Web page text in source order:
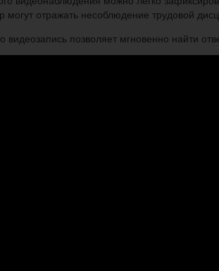
могут отражать несоблюдение трудовой
видеозапись позволяет мгновенно найти